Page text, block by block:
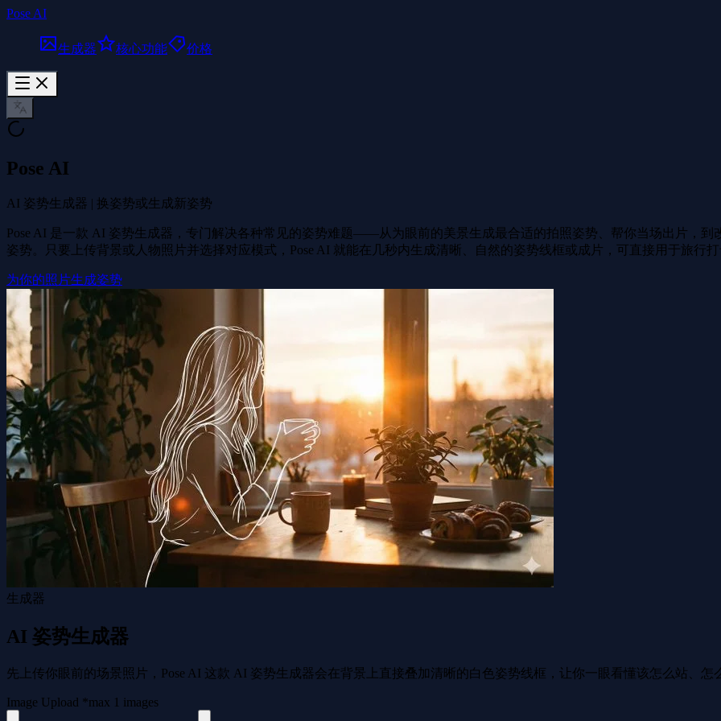
Pose AI
生成器 核心功能 价格
Pose AI
AI 姿势生成器 | 换姿势或生成新姿势
Pose AI 是一款 AI 姿势生成器，专门解决各种常见的姿势难题——从为眼前的美景生成最合适的拍照姿势、帮你当场出片，
姿势。只要上传背景或人物照片并选择对应模式，Pose AI 就能在几秒内生成清晰、自然的姿势线框或成片，可直接用于旅行
为你的照片生成姿势
生成器
AI 姿势生成器
先上传你眼前的场景照片，Pose AI 这款 AI 姿势生成器会在背景上直接叠加清晰的白色姿势线框，让你一眼看懂该怎么站、怎
Image Upload *max 1 images